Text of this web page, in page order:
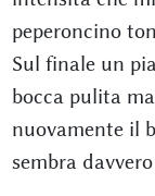
peperoncino
Sul finale un
bocca pulita
nuovamente il
sembra